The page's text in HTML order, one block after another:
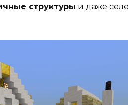
структуры и даже